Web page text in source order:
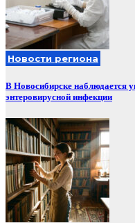
Новости региона
В Новосибирске наблюдается
энтеровирусной инфекции